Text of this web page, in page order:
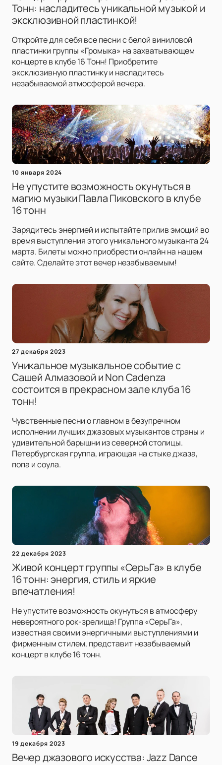
Тонн: насладитесь уникальной музыкой и
эксклюзивной пластинкой!
Откройте для себя все песни с белой виниловой
пластинки группы «Громыка» на захватывающем
концерте в клубе 16 Тонн! Приобретите
эксклюзивную пластинку и насладитесь
незабываемой атмосферой вечера.
10 января 2024
Не упустите возможность окунуться в
магию музыки Павла Пиковского в клубе
16 тонн
Зарядитесь энергией и испытайте прилив эмоций во
время выступления этого уникального музыканта 24
марта. Билеты можно приобрести онлайн на нашем
сайте. Сделайте этот вечер незабываемым!
27 декабря 2023
Уникальное музыкальное событие с
Сашей Алмазовой и Non Cadenza
состоится в прекрасном зале клуба 16
тонн!
Чувственные песни о главном в безупречном
исполнении лучших джазовых музыкантов страны и
удивительной барышни из северной столицы.
Петербургская группа, играющая на стыке джаза,
попа и соула.
22 декабря 2023
Живой концерт группы «СерьГа» в клубе
16 тонн: энергия, стиль и яркие
впечатления!
Не упустите возможность окунуться в атмосферу
невероятного рок-зрелища! Группа «СерьГа»,
известная своими энергичными выступлениями и
фирменным стилем, представит незабываемый
концерт в клубе 16 тонн.
19 декабря 2023
Вечер джазового искусства: Jazz Dance